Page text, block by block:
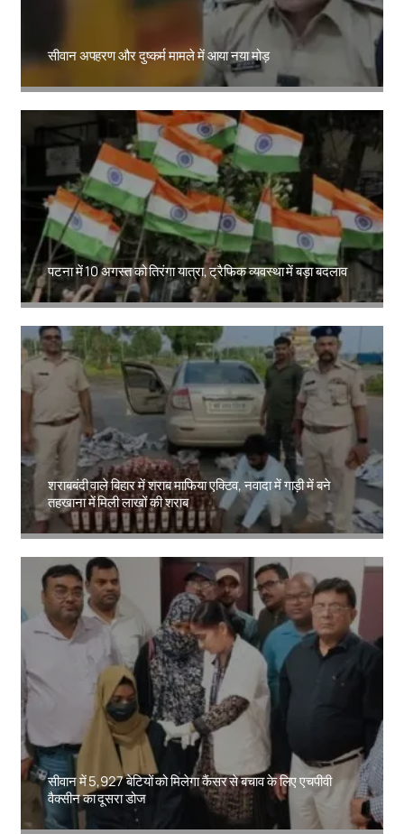
सीवान अपहरण और दुष्कर्म मामले में आया नया मोड़
पटना में 10 अगस्त को तिरंगा यात्रा, ट्रैफिक व्यवस्था में बड़ा बदलाव
Amit Lekh
शराबबंदी वाले बिहार में शराब माफिया एक्टिव, नवादा में गाड़ी में बने
तहखाना में मिली लाखों की शराब
Amit Lekh
सीवान में 5,927 बेटियों को मिलेगा कैंसर से बचाव के लिए एचपीवी
वैक्सीन का दूसरा डोज
Amit Lekh